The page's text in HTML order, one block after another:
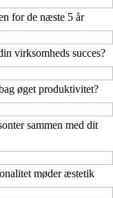
for de næste 5 år
virksomheds succes?
øget produktivitet?
sammen med dit
møder æstetik